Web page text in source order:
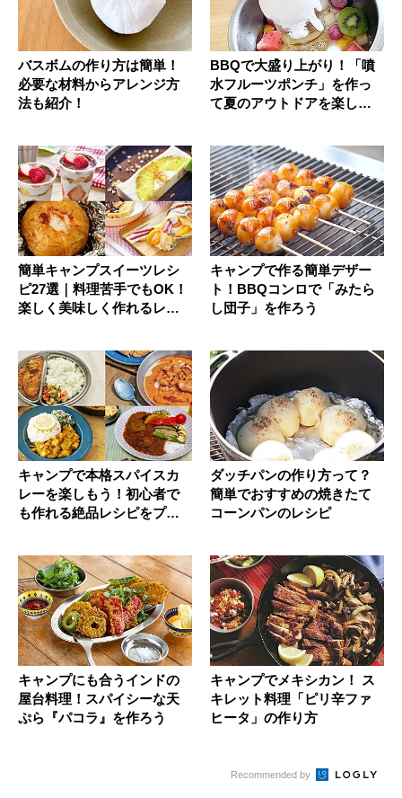
バスボムの作り方は簡単！
必要な材料からアレンジ方
法も紹介！
BBQで大盛り上がり！「噴
水フルーツポンチ」を作っ
て夏のアウトドアを楽しも
簡単キャンプスイーツレシ
ピ27選｜料理苦手でもOK！
楽しく美味しく作れるレシ
キャンプで作る簡単デザー
ト！BBQコンロで「みたら
し団子」を作ろう
キャンプで本格スパイスカ
レーを楽しもう！初心者で
も作れる絶品レシピをプロ
ダッチパンの作り方って？
簡単でおすすめの焼きたて
コーンパンのレシピ
キャンプにも合うインドの
屋台料理！スパイシーな天
ぷら『パコラ』を作ろう
キャンプでメキシカン！ ス
キレット料理「ピリ辛ファ
ヒータ」の作り方
Recommended by